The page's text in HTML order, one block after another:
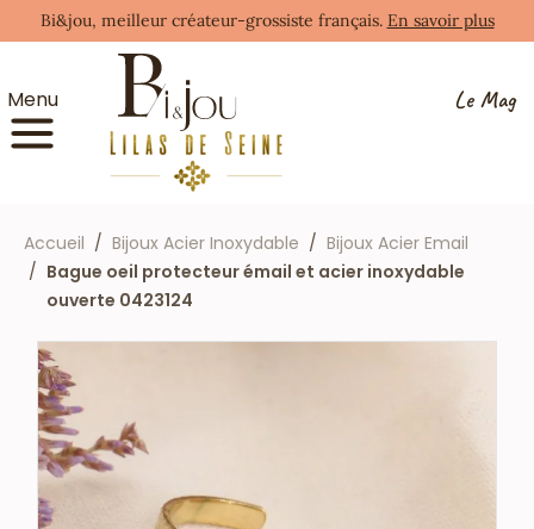
Bi&jou, meilleur créateur-grossiste français. En savoir plus
Menu Le Mag
Accueil Bijoux Acier Inoxydable
Bijoux Acier Email
Bague oeil protecteur émail et acier inoxydable
ouverte 0423124